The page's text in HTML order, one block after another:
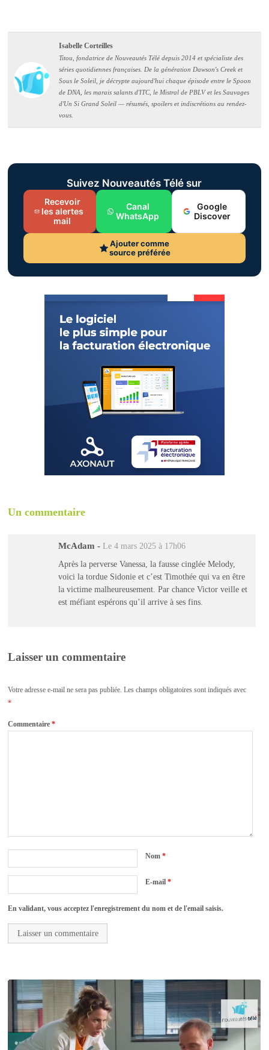
Isabelle Corteilles
Titou, fondatrice de Nouveautés Télé depuis 2014 et spécialiste des
séries quotidiennes françaises. De la génération Dawson's Creek et
Sous le Soleil, je décrypte aujourd'hui chaque épisode entre le Spoon
de DNA, les marais salants d'ITC, le Mistral de PBLV et les Sauvages
d'Un Si Grand Soleil — résumés, spoilers et indiscrétions au rendez-
vous.
Suivez Nouveautés Télé sur
Recevoir
les alertes
mail
Canal
WhatsApp
Google
Discover
Ajouter comme
source préférée
Un commentaire
McAdam - Le 4 mars 2025 à 17h06
Après la perverse Vanessa, la fausse cinglée Melody,
voici la tordue Sidonie et c’est Timothée qui va en être
la victime malheureusement. Par chance Victor veille et
est méfiant espérons qu’il arrive à ses fins.
Laisser un commentaire
Votre adresse e-mail ne sera pas publiée. Les champs obligatoires sont indiqués avec
*
Commentaire*
Nom*
E-mail*
En validant, vous acceptez l'enregistrement du nom et de l'email saisis.